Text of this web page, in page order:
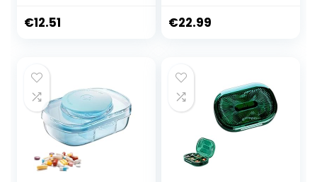
Een Maand
Pillen/vitamine/vis
olie/supplemente
n
€12.51
vrij, pillendoosje
€22.99